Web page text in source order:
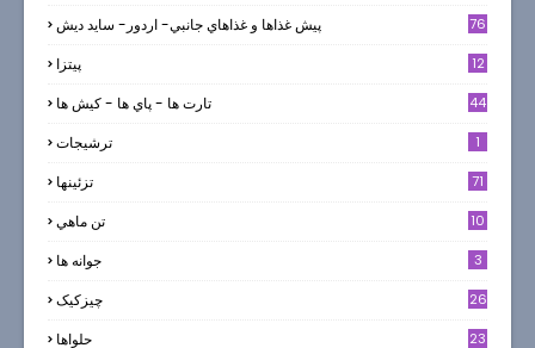
پيش غذاها و غذاهاي جانبي- اردور- سايد ديش 76
پیتزا 12
تارت ها - پاي ها - كيش ها 44
ترشيجات 1
تزئینها 71
تن ماهي 10
جوانه ها 3
چیزکیک 26
حلواها 23